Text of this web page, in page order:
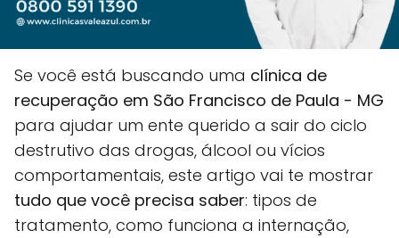
Se você está buscando uma clínica de
recuperação em São Francisco de Paula - MG
para ajudar um ente querido a sair do ciclo
destrutivo das drogas, álcool ou vícios
comportamentais, este artigo vai te mostrar
tudo que você precisa saber: tipos de
tratamento, como funciona a internação,